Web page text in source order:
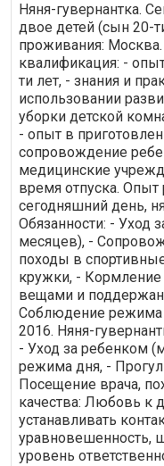
Няня-гувернантка.
двое детей (сын 20-
проживания:
квалификация: -
ти лет, - знания и
использовании
уборки детской
- опыт в
сопровождение
медицинские
время отпуска. Опыт
сегодняшний день,
Обязанности: - Уход
месяцев), -
походы в
кружки, - Кормление
вещами и
Соблюдение режима
2016. Няня-
- Уход за ребенком
режима дня, -
Посещение врача,
качества: Любовь к
устанавливать
уравновешенность,
уровень